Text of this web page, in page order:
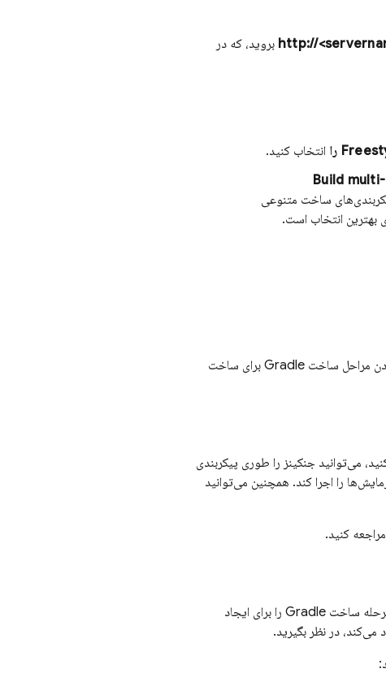
بروید، که در
انتخاب کنید.
Build multi-
ساخت متنوعی
این بخش نحوه ادغام Jenkins با سیستم‌های کنترل ویرایش مانند GitHub و نحوه اضافه کردن مراحل ساخت Gradle برای ساخت
می‌توانید جنکینز را طوری پیکربندی
را اجرا کند. همچنین می‌توانید
مراجعه کنید.
اگر از یک سیستم کنترل ویرایش برای مدیریت کد منبع برنامه خود استفاده می‌کنید، باید یک مرحله ساخت Gradle را برای ایجاد